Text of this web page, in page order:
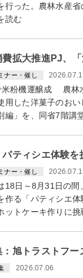
行った。農林水産
読む
費拡大推進PJ、
ナー・催し
粉機運醸成 農林
用した洋菓子のお
編」を、同省7階
パティシエ体験を
ナー・催し
日～8月31日の間
作る「パティシエ
ットケーキ作りに
：旭トラストフ
2026.07.06